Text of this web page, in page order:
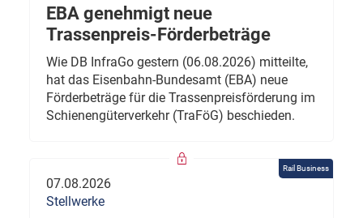
EBA genehmigt neue
Trassenpreis-Förderbeträge
Wie DB InfraGo gestern (06.08.2026) mitteilte,
hat das Eisenbahn-Bundesamt (EBA) neue
Förderbeträge für die Trassenpreisförderung im
Schienengüterverkehr (TraFöG) beschieden.
Rail Business
07.08.2026
Stellwerke